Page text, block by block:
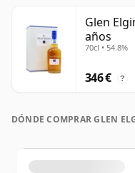
Glen
años
70cl • 54.8%
346 € ?
DÓNDE COMPRAR GLEN